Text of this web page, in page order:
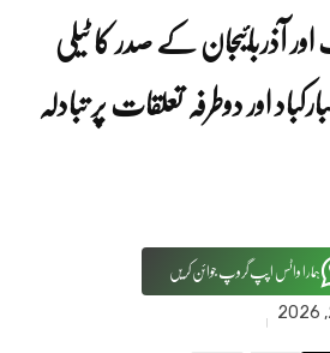
آذربائیجان کے صدر کا ٹیلی
اور دوطرفہ تعلقات پر تبادلہ
ہمارا واٹس اپپ گروپ جوائن کریں